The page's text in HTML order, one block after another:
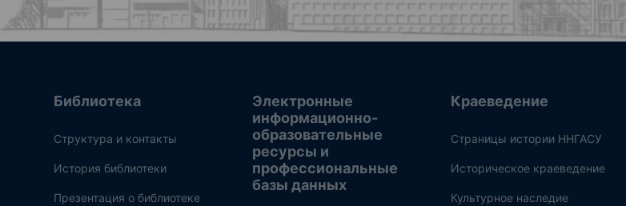
Библиотека
Структура и контакты
История библиотеки
Презентация о библиотеке
Электронные
информационно-
образовательные
ресурсы и
профессиональные
базы данных
Краеведение
Страницы истории ННГАСУ
Историческое краеведение
Культурное наследие